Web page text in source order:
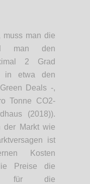
muss man die
man den
2 Grad
in etwa den
Deals -,
Tonne CO2-
(2018)).
der Markt wie
ist
Kosten
Preise die
für die